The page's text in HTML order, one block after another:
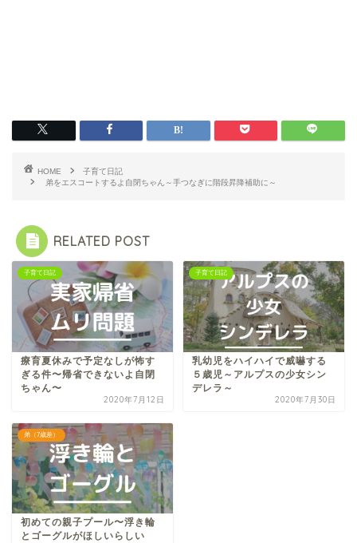
HOME
子育て日記
弟をエスコートするよ自閉ちゃん～手つなぎに階段昇降補助に～
RELATED POST
子育て日記
療育夏休みで予定なしが怖す
ぎる件〜帰省できないよ自閉
ちゃん〜
2020年7月12日
子育て日記
乳幼児をハイハイで威嚇する
５歳児～アルプスの少女シン
デレラ～
2020年7月30日
弟（7歳差）
初めての親子プール〜浮き輪
とゴーグルがほしいらしい